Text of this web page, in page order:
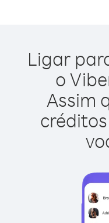
Ligar
o
Assim